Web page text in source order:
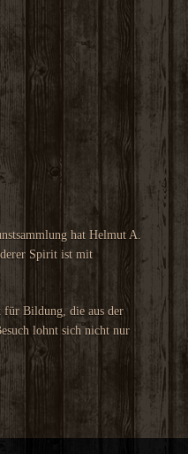
hat Helmut A.
Spirit ist mit
für Bildung, die aus der
lohnt sich nicht nur